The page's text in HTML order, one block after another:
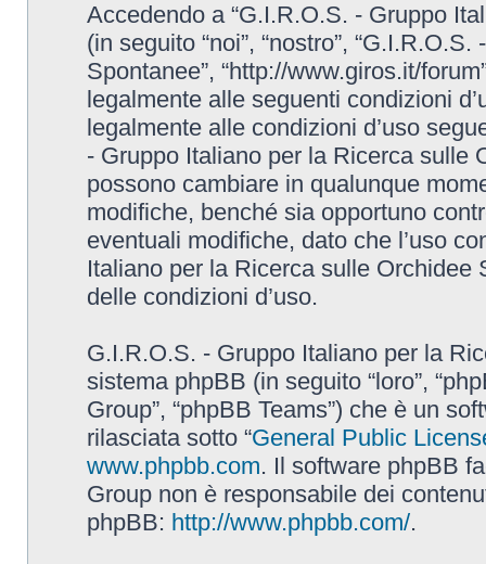
Accedendo a “G.I.R.O.S. - Gruppo
(in seguito “noi”, “nostro”,
Spontanee”, “http://www.giros.it/
legalmente alle seguenti condizioni
legalmente alle condizioni d’uso
- Gruppo Italiano per la Ricerca sulle
possono cambiare in qualunque
modifiche, benché sia opportuno
eventuali modifiche, dato che l’uso
Italiano per la Ricerca sulle Orchidee
delle condizioni d’uso.
G.I.R.O.S. - Gruppo Italiano per la
sistema phpBB (in seguito “loro”,
Group”, “phpBB Teams”) che è un
rilasciata sotto “General Public
www.phpbb.com. Il software phpBB
Group non è responsabile dei
phpBB: http://www.phpbb.com/.